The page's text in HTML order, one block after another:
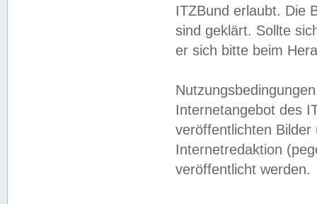
ITZBund erlaubt. Die
sind geklärt. Sollte
er sich bitte beim
Internetangebot des
veröffentlichten
Internetredaktion
veröffentlicht werden.